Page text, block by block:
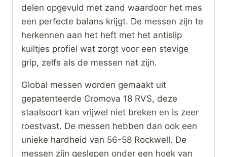
delen opgevuld met zand waardoor het mes
een perfecte balans krijgt. De messen zijn te
herkennen aan het heft met het antislip
kuiltjes profiel wat zorgt voor een stevige
grip, zelfs als de messen nat zijn.
Global messen worden gemaakt uit
gepatenteerde Cromova 18 RVS, deze
staalsoort kan vrijwel niet breken en is zeer
roestvast. De messen hebben dan ook een
unieke hardheid van 56-58 Rockwell. De
messen zijn geslepen onder een hoek van